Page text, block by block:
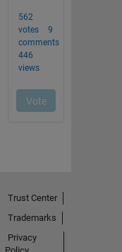
Trust Center
Trademarks
Privacy